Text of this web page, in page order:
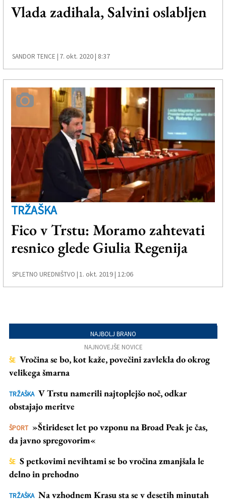
Vlada zadihala, Salvini oslabljen
SANDOR TENCE | 7. okt. 2020 | 8:37
TRŽAŠKA
Fico v Trstu: Moramo zahtevati
resnico glede Giulia Regenija
SPLETNO UREDNIŠTVO |1. okt. 2019 | 12:06
NAJBOLJ BRANO
NAJNOVEJŠE NOVICE
ŠE Vročina se bo, kot kaže, povečini zavlekla do okrog
velikega šmarna
TRŽAŠKA V Trstu namerili najtoplejšo noč, odkar
obstajajo meritve
ŠPORT »Štirideset let po vzponu na Broad Peak je čas,
da javno spregovorim«
ŠE S petkovimi nevihtami se bo vročina zmanjšala le
delno in prehodno
TRŽAŠKA Na vzhodnem Krasu sta se v desetih minutah